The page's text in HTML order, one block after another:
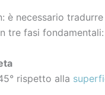
è necessario
tre fasi fondamentali:
rispetto alla